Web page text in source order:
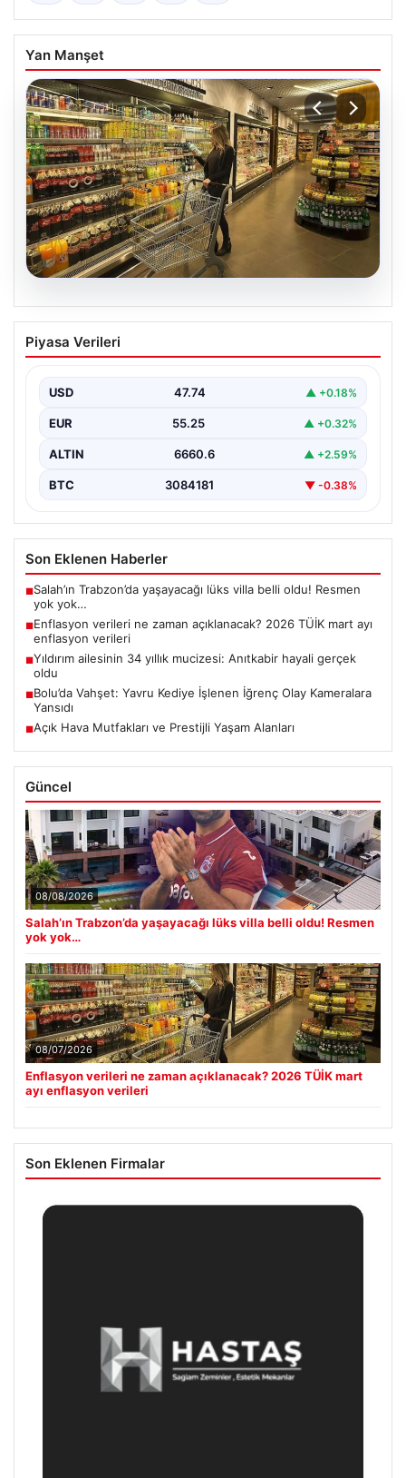
Yan Manşet
07.08.2026
Enflasyon verileri ne zaman
açıklanacak? 2026 TÜİK mart ayı
Piyasa Verileri
USD 47.74 ▲ +0.18%
EUR 55.25 ▲ +0.32%
ALTIN 6660.6 ▲ +2.59%
BTC 3084181 ▼ -0.38%
Son Eklenen Haberler
■Salah’ın Trabzon’da yaşayacağı lüks villa belli oldu! Resmen
yok yok…
■Enflasyon verileri ne zaman açıklanacak? 2026 TÜİK mart ayı
enflasyon verileri
■Yıldırım ailesinin 34 yıllık mucizesi: Anıtkabir hayali gerçek
oldu
■Bolu’da Vahşet: Yavru Kediye İşlenen İğrenç Olay Kameralara
Yansıdı
■Açık Hava Mutfakları ve Prestijli Yaşam Alanları
Güncel
08/08/2026
Salah’ın Trabzon’da yaşayacağı lüks villa belli oldu! Resmen
yok yok…
08/07/2026
Enflasyon verileri ne zaman açıklanacak? 2026 TÜİK mart
ayı enflasyon verileri
Son Eklenen Firmalar